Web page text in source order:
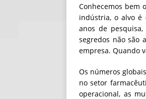
Conhecemos bem
indústria, o alvo é
anos de
segredos não são
empresa. Quando
Os números
no setor
operacional, as